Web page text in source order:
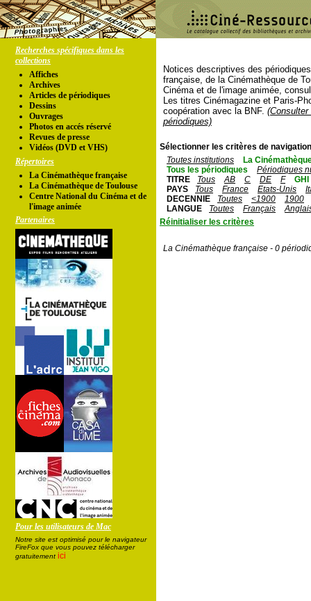
Recherches spécifiques dans les
collections
Affiches
Archives
Articles de périodiques
Dessins
Ouvrages
Photos en accés réservé
Revues de presse
Vidéos (DVD et VHS)
Répertoires
La Cinémathèque française
La Cinémathèque de Toulouse
Centre National du Cinéma et de
l'image animée
Partenaires
Pour les utilisateurs de Mac
Notre site est optimisé pour le navigateur
FireFox que vous pouvez télécharger
gratuitement ici
Notices descriptives des
française, de la Cinémathèque de
Cinéma et de l'image animée,
Les titres Cinémagazine et Paris-
coopération avec la BNF.
périodiques)
Sélectionner les critères de
Toutes institutions
La
Tous les périodiques
Périodiques
TITRE
Tous AB C DE F
GHI
PAYS
Tous France Etats-Unis
DECENNIE
Toutes <1900
1900
LANGUE
Toutes Français
Réinitialiser les critères
La Cinémathèque française - 0